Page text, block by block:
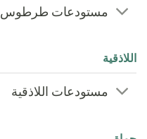
مستودعات طرطوس
اللاذقية
مستودعات اللاذقية